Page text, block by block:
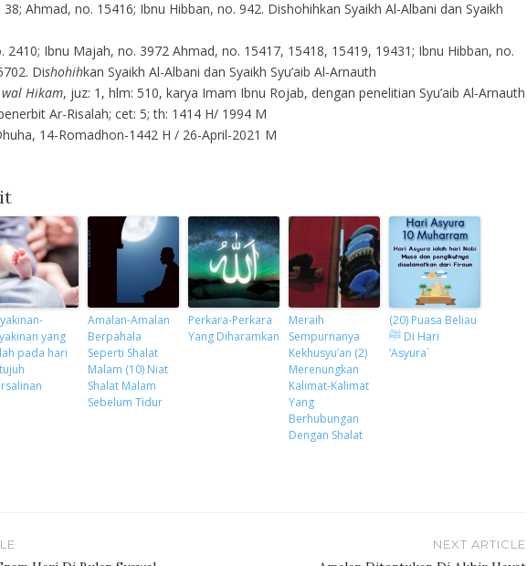
38; Ahmad, no. 15416; Ibnu Hibban, no. 942. Dishohihkan Syaikh Al-Albani dan Syaikh
2410; Ibnu Majah, no. 3972 Ahmad, no. 15417, 15418, 15419, 19431; Ibnu Hibban, no.
Dishohihkan Syaikh Al-Albani dan Syaikh Syu’aib Al-Arnauth
wal Hikam, juz: 1, hlm: 510, karya Imam Ibnu Rojab, dengan penelitian Syu’aib Al-Arnauth
Ar-Risalah; cet: 5; th: 1414 H/ 1994 M
14-Romadhon-1442 H / 26-April-2021 M
yang
pada hari
Amalan-Amalan
Berpahala
Seperti Shalat
Malam (10) Niat
Shalat Malam
Sebelum Tidur
Perkara-Perkara
Yang Diharamkan
Meraih
Sempurnanya
Kekhusyu’an (2)
Merenungkan
Kalimat-Kalimat
Yang
Berhubungan
Dengan Shalat
(20) Puasa Beliau
ﷺ Di Hari
‘Asyura`
NEXT ARTICLE